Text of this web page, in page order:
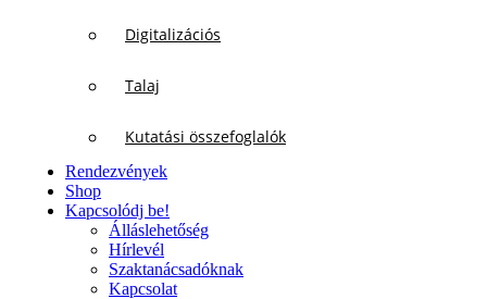
Digitalizációs
Talaj
Kutatási összefoglalók
Rendezvények
Shop
Kapcsolódj be!
Álláslehetőség
Hírlevél
Szaktanácsadóknak
Kapcsolat